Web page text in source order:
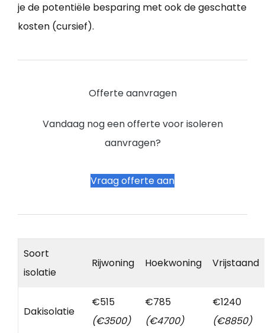
je de potentiële besparing met ook de geschatte
kosten (cursief).
Offerte aanvragen
Vandaag nog een offerte voor isoleren
aanvragen?
Vraag offerte aan
Soort
isolatie
Rijwoning Hoekwoning Vrijstaand
Dakisolatie
€515
(€3500)
€785
(€4700)
€1240
(€8850)